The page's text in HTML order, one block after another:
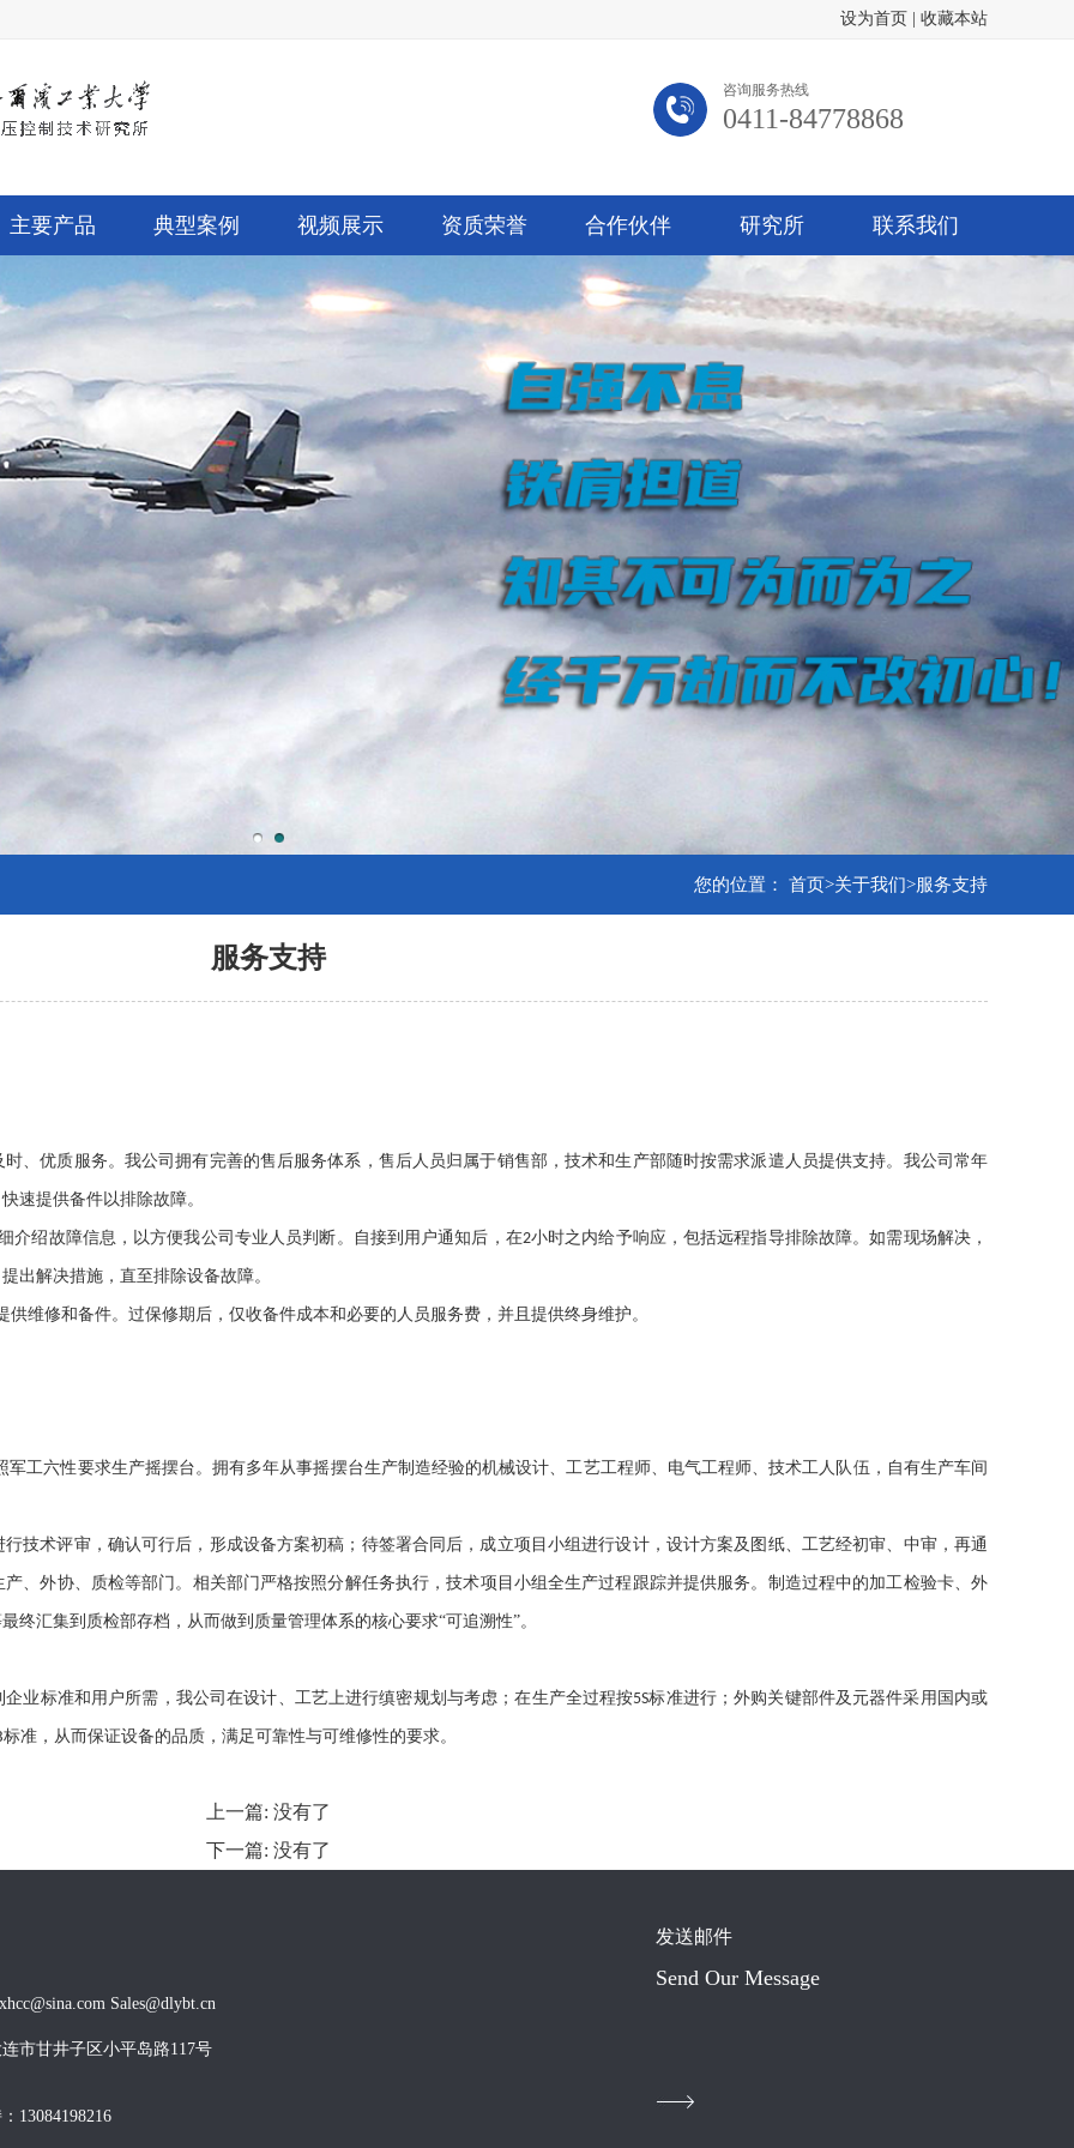
设为首页 收藏本站
咨询服务热线
0411-84778868
主要产品 典型案例 视频展示 资质荣誉 合作伙伴 研究所 联系我们
1 2
您的位置： 首页>关于我们>服务支持
服务支持
、优质服务。我公司拥有完善的售后服务体系，售后人员归属于销售部，技术和生产部随时按需求派遣人员提供支持。我公司常年
速提供备件以排除故障。
介绍故障信息，以方便我公司专业人员判断。自接到用户通知后，在2小时之内给予响应，包括远程指导排除故障。如需现场解决，
出解决措施，直至排除设备故障。
维修和备件。过保修期后，仅收备件成本和必要的人员服务费，并且提供终身维护。
军工六性要求生产摇摆台。拥有多年从事摇摆台生产制造经验的机械设计、工艺工程师、电气工程师、技术工人队伍，自有生产车间
技术评审，确认可行后，形成设备方案初稿；待签署合同后，成立项目小组进行设计，设计方案及图纸、工艺经初审、中审，再通
、外协、质检等部门。相关部门严格按照分解任务执行，技术项目小组全生产过程跟踪并提供服务。制造过程中的加工检验卡、外
终汇集到质检部存档，从而做到质量管理体系的核心要求“可追溯性”。
业标准和用户所需，我公司在设计、工艺上进行缜密规划与考虑；在生产全过程按5S标准进行；外购关键部件及元器件采用国内或
标准，从而保证设备的品质，满足可靠性与可维修性的要求。
上一篇: 没有了
下一篇: 没有了
Sales@dlybt.cn
市甘井子区小平岛路117号
13084198216
发送邮件
Send Our Message